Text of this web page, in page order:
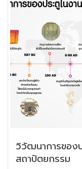
วิวัฒนาการของ
สถาปัตยกรรม